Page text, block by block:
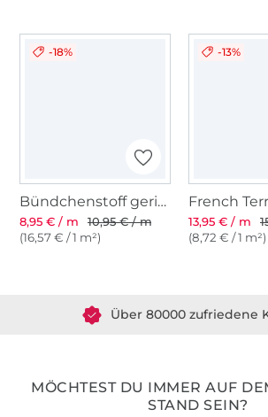
-18%
Bündchenstoff gerippt weiss
8,95 € / m
10,95 € / m
(16,57 € / 1 m²)
-13%
13,95 € / m
(8,72 € / 1 m²)
MÖCHTEST DU IMMER AUF
STAND SEIN?